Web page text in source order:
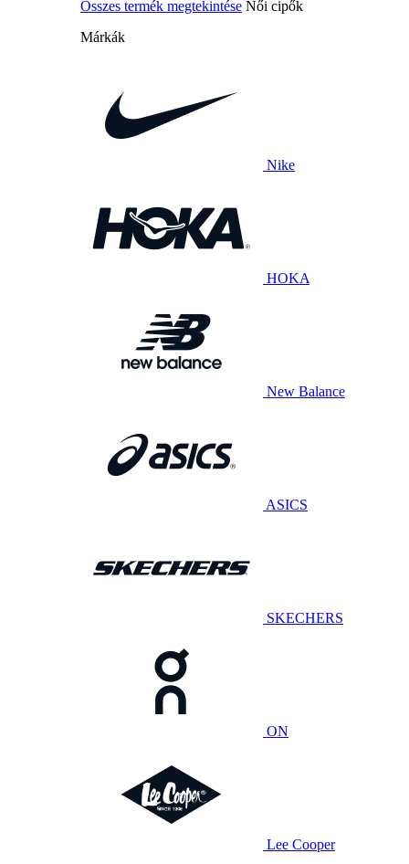
Összes termék megtekintése Női cipők
Márkák
Nike
HOKA
New Balance
ASICS
SKECHERS
ON
Lee Cooper